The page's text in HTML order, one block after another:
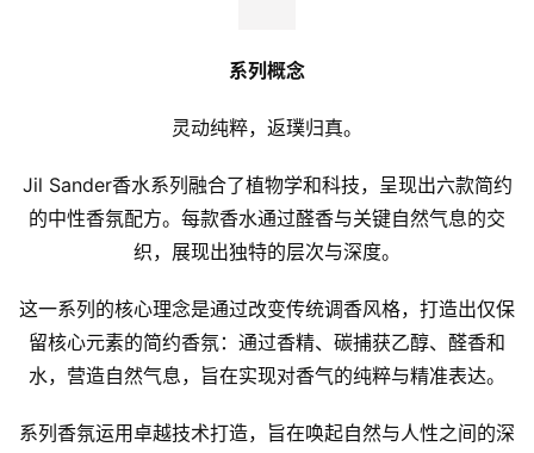
系列概念
灵动纯粹，返璞归真。
Jil Sander香水系列融合了植物学和科技，呈现出六款简约
的中性香氛配方。每款香水通过醛香与关键自然气息的交
织，展现出独特的层次与深度。
这一系列的核心理念是通过改变传统调香风格，打造出仅保
留核心元素的简约香氛：通过香精、碳捕获乙醇、醛香和
水，营造自然气息，旨在实现对香气的纯粹与精准表达。
系列香氛运用卓越技术打造，旨在唤起自然与人性之间的深